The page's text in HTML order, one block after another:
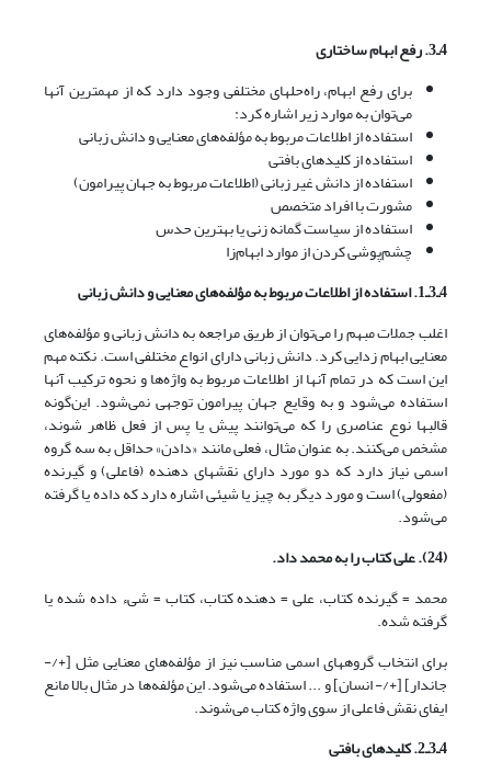
4ـ3. رفع ابهام ساختاری
برای رفع ابهام، راه‌حلهای مختلفی وجود دارد که از مهمترین آنها
می‌توان به موارد زیر اشاره کرد:
استفاده از اطلاعات مربوط به مؤلفه‌های معنایی و دانش زبانی
استفاده از کلیدهای بافتی
استفاده از دانش غیر زبانی (اطلاعات مربوط به جهان پیرامون)
مشورت با افراد متخصص
استفاده از سیاست گمانه زنی یا بهترین حدس
چشم‌پوشی کردن از موارد ابهام‌زا
4ـ3ـ1. استفاده از اطلاعات مربوط به مؤلفه‌های معنایی و دانش زبانی
اغلب جملات مبهم را می‌توان از طریق مراجعه به دانش زبانی و مؤلفه‌های
معنایی ابهام‌ زدایی کرد. دانش زبانی دارای انواع مختلفی است. نکته مهم
این است که در تمام آنها از اطلاعات مربوط به واژه‌ها و نحوه ترکیب آنها
استفاده می‌شود و به وقایع جهان پیرامون توجهی نمی‌شود. این‌گونه
قالبها نوع عناصری را که می‌توانند پیش یا پس از فعل ظاهر شوند،
مشخص می‌کنند. به عنوان مثال، فعلی مانند «دادن» حداقل به سه گروه
اسمی نیاز دارد که دو مورد دارای نقشهای دهنده (فاعلی) و گیرنده
(مفعولی) است و مورد دیگر به چیز یا شیئی اشاره دارد که داده یا گرفته
می‌شود.
(24). علی کتاب را به محمد داد.
محمد = گیرنده کتاب، علی = دهنده کتاب، کتاب = شیء داده شده یا
گرفته شده.
برای انتخاب گروههای اسمی مناسب نیز از مؤلفه‌های معنایی مثل [+/-
جاندار] [+/- انسان] و ... استفاده می‌شود. این مؤلفه‌ها در مثال بالا مانع
ایفای نقش فاعلی از سوی واژه کتاب می‌شوند.
4ـ3ـ2. کلیدهای بافتی